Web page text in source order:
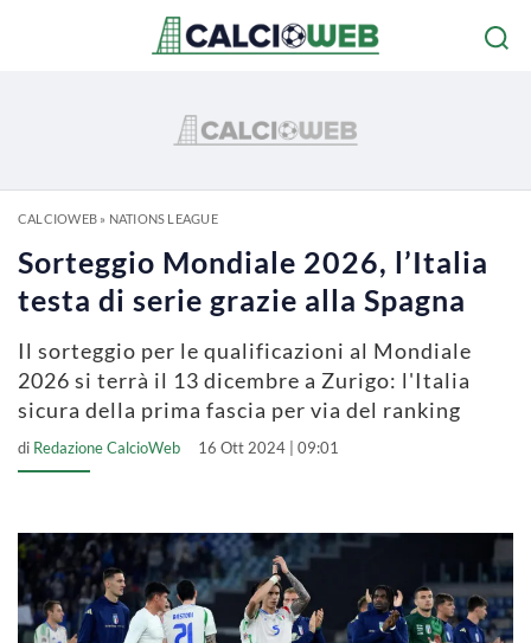
CALCIOWEB» NATIONS LEAGUE
Sorteggio Mondiale 2026, l’Italia
testa di serie grazie alla Spagna
Il sorteggio per le qualificazioni al Mondiale
2026 si terrà il 13 dicembre a Zurigo: l'Italia
sicura della prima fascia per via del ranking
di Redazione CalcioWeb 16 Ott 2024 | 09:01